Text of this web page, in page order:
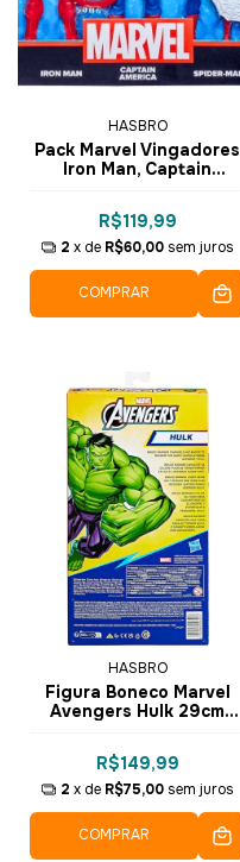
HASBRO
Pack Marvel Vingadores
Iron Man, Captain
F1394 - Hasbro
R$119,99
2 x de R$60,00 sem juros
COMPRAR
HASBRO
Figura Boneco Marvel
Avengers Hulk 29cm
R$149,99
2 x de R$75,00 sem juros
COMPRAR